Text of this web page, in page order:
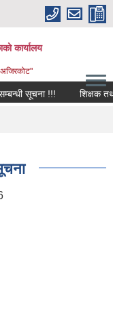
कार्यालय
अजिरकोट"
सूचना !!! शिक्षक तथा